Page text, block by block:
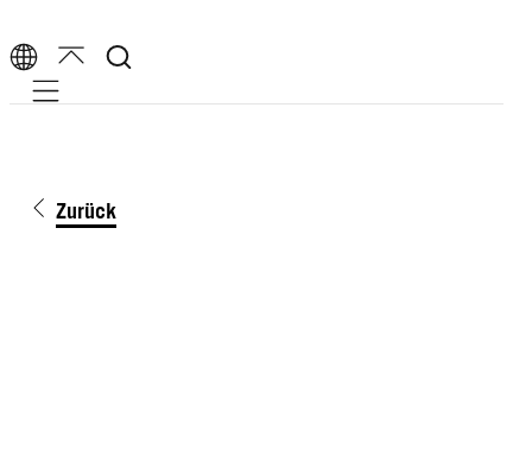
Mobile navigation
Zurück